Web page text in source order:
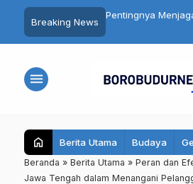
Breaking News
Penyebab Halitosis
Ribuan Kampung
bagi Ekonomi
menu
home Berita Utama Budaya
Beranda » Berita Utama » Peran dan
Jawa Tengah dalam Menangani